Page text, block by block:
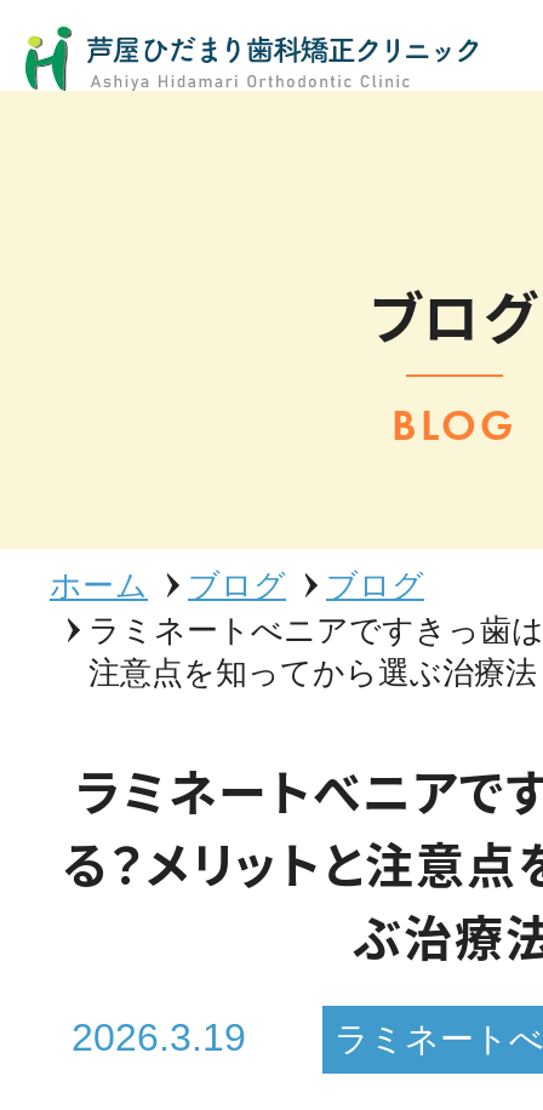
ブログ
BLOG
ホーム ブログ
ブログ
ラミネートべニアですきっ歯
注意点を知ってから選ぶ治療法
ラミネートべニアで
る？メリットと注意
ぶ治療
2026.3.19 ラミネート